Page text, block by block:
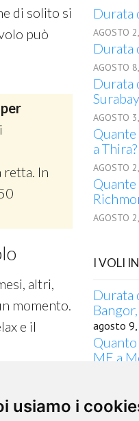
usiamo i
di solito si
può
retta. In
altri,
momento.
e il
e la tua
Durata
AGOSTO
Durata
AGOSTO
Durata
AGOSTO
a Thira?
AGOSTO
Quante
AGOSTO
I VOLI
Durata
agosto
ME a